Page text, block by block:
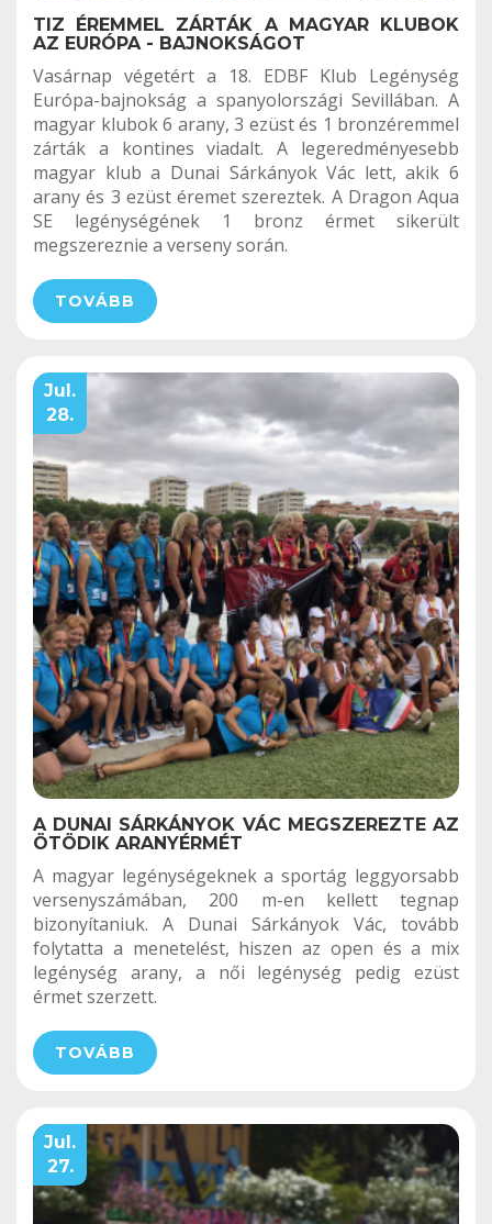
TIZ ÉREMMEL ZÁRTÁK A MAGYAR KLUBOK
AZ EURÓPA - BAJNOKSÁGOT
Vasárnap végetért a 18. EDBF Klub Legénység
Európa-bajnokság a spanyolországi Sevillában. A
magyar klubok 6 arany, 3 ezüst és 1 bronzéremmel
zárták a kontines viadalt. A legeredményesebb
magyar klub a Dunai Sárkányok Vác lett, akik 6
arany és 3 ezüst éremet szereztek. A Dragon Aqua
SE legénységének 1 bronz érmet sikerült
megszereznie a verseny során.
TOVÁBB
Jul.
28.
A DUNAI SÁRKÁNYOK VÁC MEGSZEREZTE AZ
ÖTÖDIK ARANYÉRMÉT
A magyar legénységeknek a sportág leggyorsabb
versenyszámában, 200 m-en kellett tegnap
bizonyítaniuk. A Dunai Sárkányok Vác, tovább
folytatta a menetelést, hiszen az open és a mix
legénység arany, a női legénység pedig ezüst
érmet szerzett.
TOVÁBB
Jul.
27.